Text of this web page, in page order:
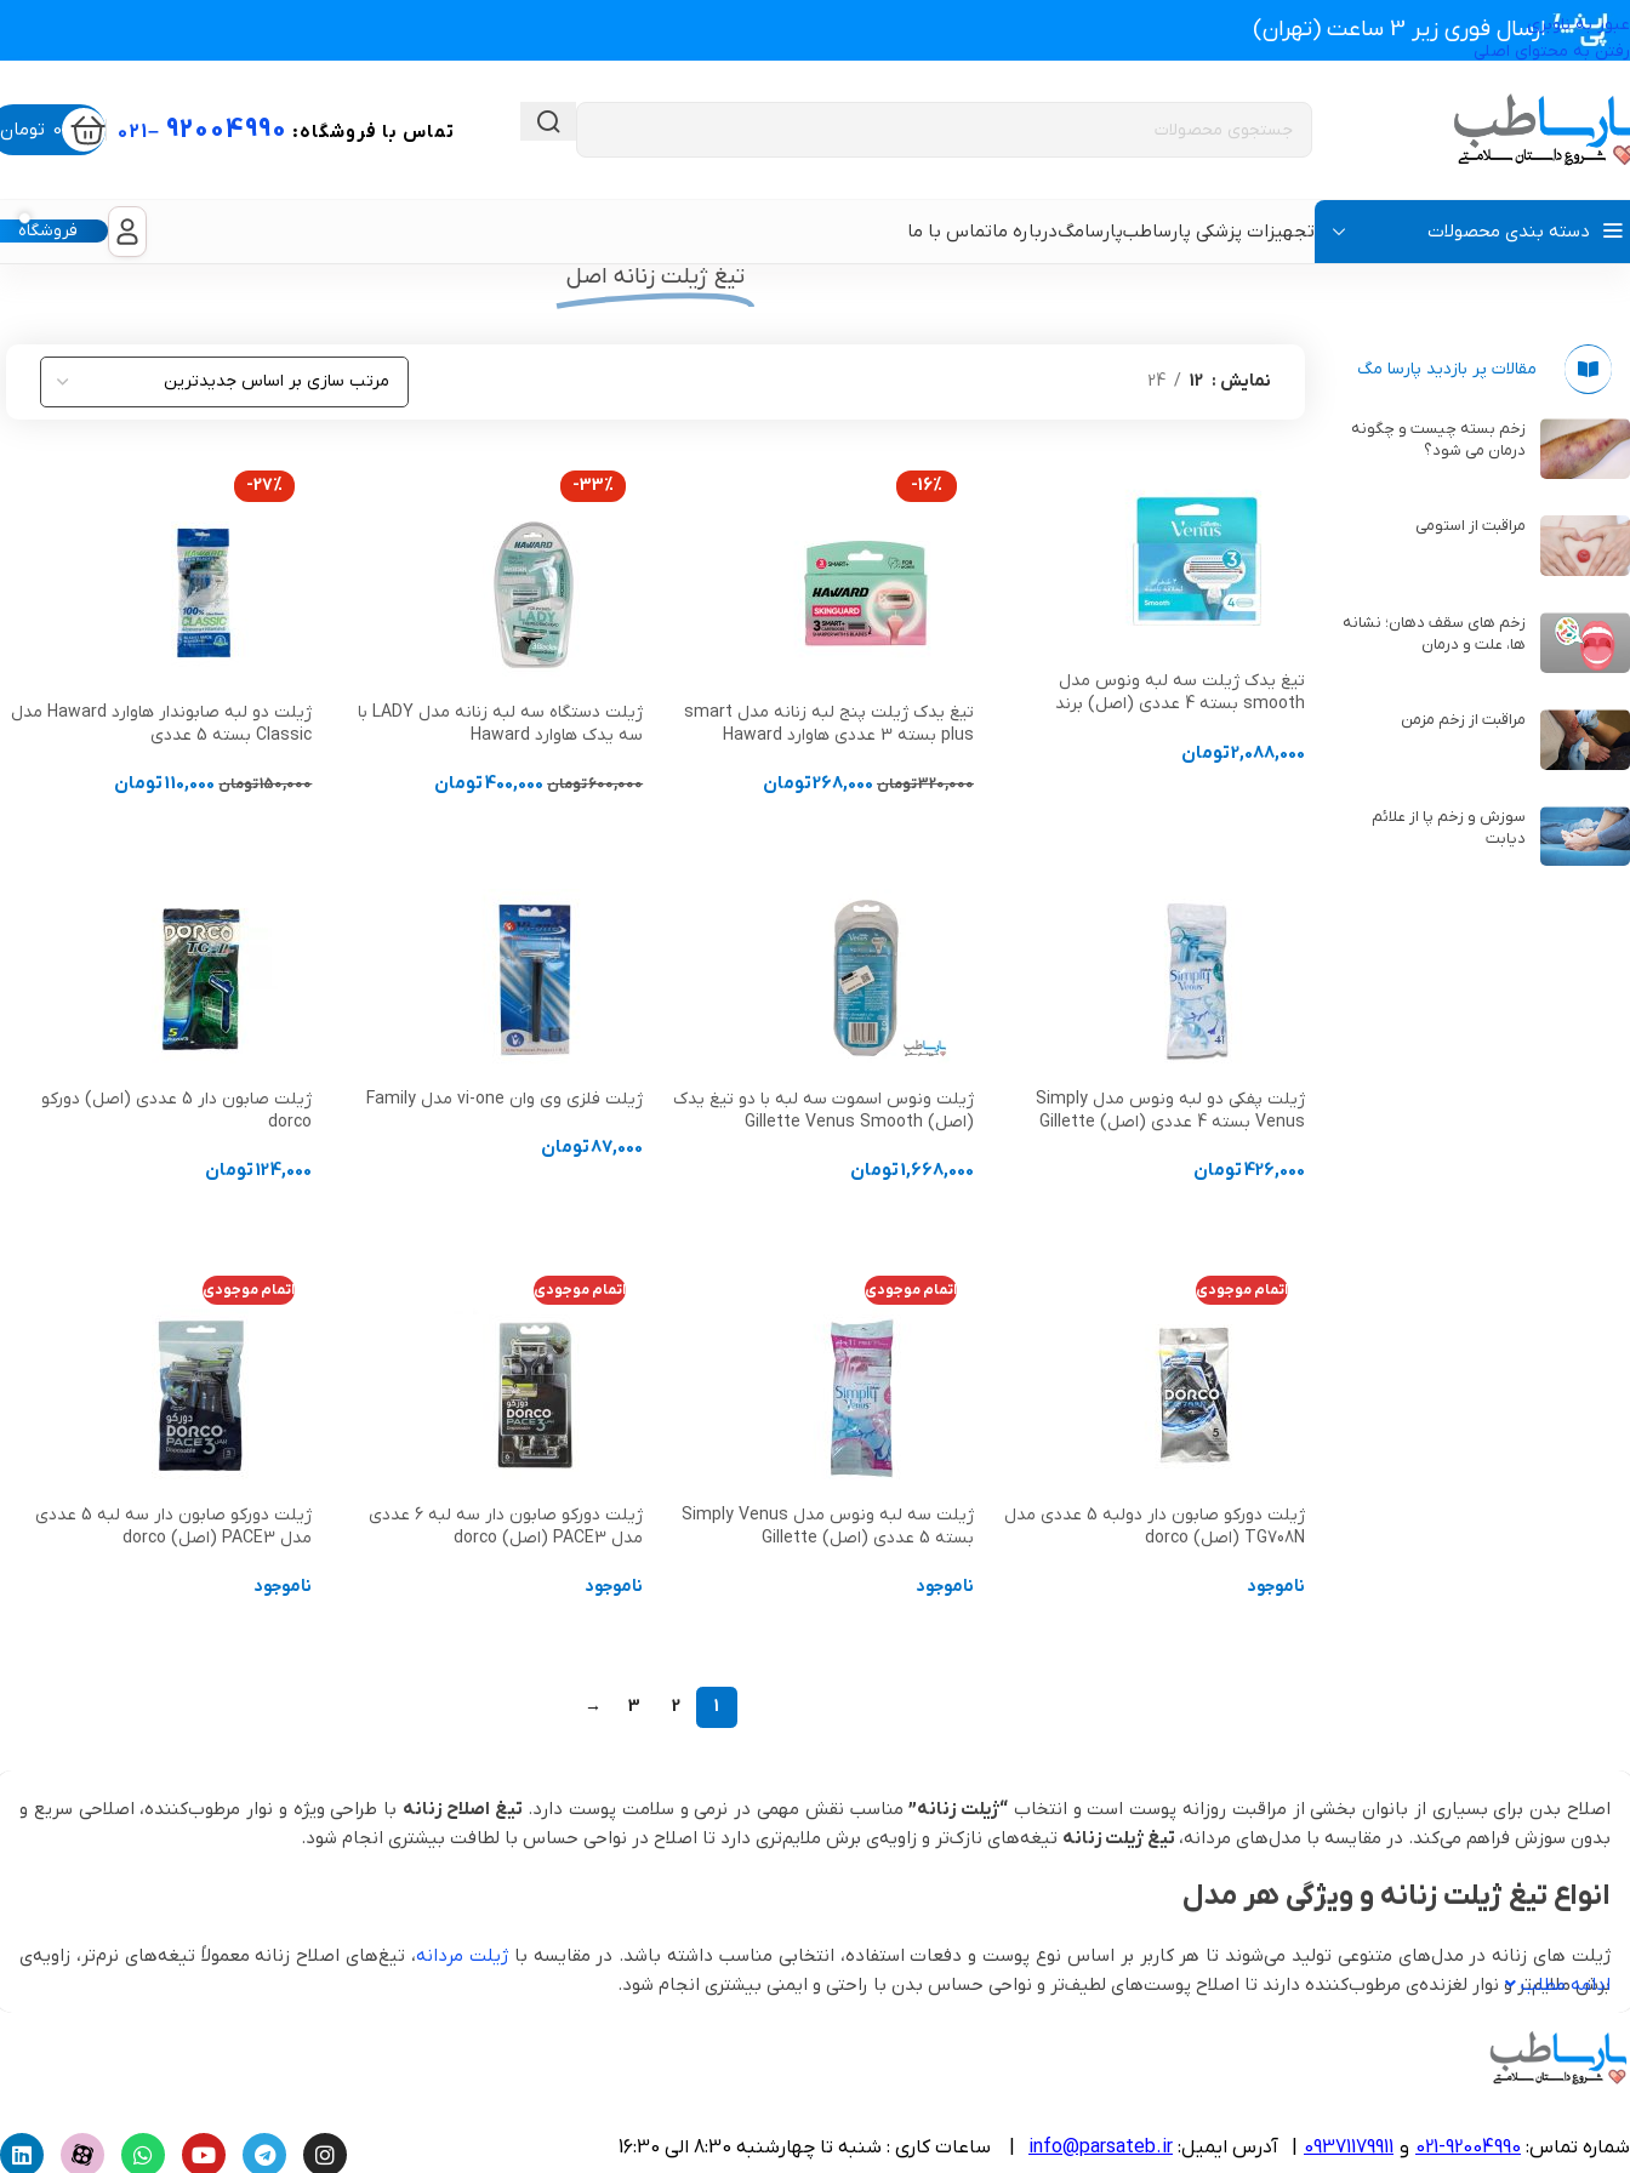
عبور به ناوبری
رفتن به محتوای اصلی
ارسال فوری زیر 3 ساعت (تهران)
تماس با فروشگاه: 92004990
–
021
0 تومان
دسته بندی محصولات
پروتز اکسترنال و سوتین پروتز دار
گن بعد از جراحی مردانه
گن بعد از جراحی زنانه
گن لاغری و گن بعد از زایمان گن ژنیکوماستی سینه آقایان
گن لیپوماتیک شکم و پهلو و پشت گن لیپوساکشن غبغب و لیفت صورت
تجهیزات پزشکی پارساطبپارسامگدرباره ماتماس با ما فروشگاه
تجهیزات پزشکی پارساطب محصولات برچسب خورده "خرید و قیمت تیغ ژیلت زنانه"
مقالات پر بازدید پارسا مگ
زخم بسته چیست و چگونه
درمان می شود؟
مراقبت از استومی
زخم های سقف دهان؛ نشانه
ها، علت و درمان
مراقبت از زخم مزمن
سوزش و زخم پا از علائم
دیابت
تیغ ژیلت زنانه اصل
نمایش 12
24
تیغ یدک ژیلت سه لبه ونوس مدل
smooth بسته 4 عددی (اصل) برند
2,088,000تومان
-16%
تیغ یدک ژیلت پنج لبه زنانه مدل smart
plus بسته 3 عددی هاوارد Haward
320,000تومان 268,000تومان
-33%
ژیلت دستگاه سه لبه زنانه مدل LADY با
سه یدک هاوارد Haward
600,000تومان 400,000تومان
-27%
ژیلت دو لبه صابوندار هاوارد Haward مدل
Classic بسته 5 عددی
150,000تومان 110,000تومان
ژیلت پفکی دو لبه ونوس مدل Simply
Venus بسته 4 عددی (اصل) Gillette
426,000تومان
ژیلت ونوس اسموت سه لبه با دو تیغ یدک
(اصل) Gillette Venus Smooth
1,668,000تومان
ژیلت فلزی وی وان vi-one مدل Family
87,000تومان
ژیلت صابون دار 5 عددی (اصل) دورکو
dorco
124,000تومان
اتمام موجودی
ژیلت دورکو صابون دار دولبه 5 عددی مدل
TG708N (اصل) dorco
ناموجود
اتمام موجودی
ژیلت سه لبه ونوس مدل Simply Venus
بسته 5 عددی (اصل) Gillette
ناموجود
اتمام موجودی
ژیلت دورکو صابون دار سه لبه 6 عددی
مدل PACE3 (اصل) dorco
ناموجود
اتمام موجودی
ژیلت دورکو صابون دار سه لبه 5 عددی
مدل PACE3 (اصل) dorco
ناموجود
1
2
3
→
اصلاح بدن برای بسیاری از بانوان بخشی از مراقبت روزانه پوست است و انتخاب “ژیلت زنانه”مناسب نقش مهمی در نرمی و سلامت پوست دارد. تیغ اصلاح زنانه با طراحی ویژه و نوار مرطوب‌کننده، اصلاحی سریع و
بدون سوزش فراهم می‌کند. در مقایسه با مدل‌های مردانه، تیغ ژیلت زنانه تیغه‌های نازک‌تر و زاویه‌ی برش ملایم‌تری دارد تا اصلاح در نواحی حساس با لطافت بیشتری انجام شود.
انواع تیغ ژیلت زنانه و ویژگی هر مدل
ژیلت های زنانه در مدل‌های متنوعی تولید می‌شوند تا هر کاربر بر اساس نوع پوست و دفعات استفاده، انتخابی مناسب داشته باشد. در مقایسه باژیلت مردانه، تیغ‌های اصلاح زنانه معمولاً تیغه‌های نرم‌تر، زاویه‌ی
برش ملایم‌تر و نوار لغزنده‌ی مرطوب‌کننده دارند تا اصلاح پوست‌های لطیف‌تر و نواحی حساس بدن با راحتی و ایمنی بیشتری انجام شود.
برخی مدل‌ها یک‌بار مصرف هستند و برای سفر یا استفاده‌های کوتاه‌مدت کاربرد دارند. این مدل‌ها سبک، اقتصادی و بهداشتی‌اند.
در مقابل، مدل‌های چندبار مصرف و یدک‌دار با دسته‌های ارگونومیک و تیغه‌های قابل تعویض عرضه می‌شوند و گزینه‌ای حرفه‌ای‌تر برای استفاده‌ی منظم به شمار می‌آیند.
برندهایی مانندژیلت ونوس Venus با تیغه‌های چندلایه، نوار ژلی و طراحی منعطف، اصلاحی نرم و دقیق را برای پوست بدن فراهم می‌کنند.
ادامه مطلب
شماره تماس: 92004990-021 و 09371179911 آدرس ایمیل: info@parsateb.ir | ساعات کاری : شنبه تا چهارشنبه 8:30 الی 16:30